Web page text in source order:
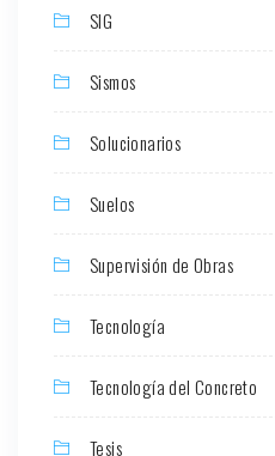
SIG
Sismos
Solucionarios
Suelos
Supervisión de Obras
Tecnología
Tecnología del Concreto
Tesis